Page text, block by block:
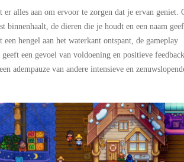
er alles aan om ervoor te zorgen dat je ervan geniet.
binnenhaalt, de dieren die je houdt en een naam
hengel aan het waterkant ontspant, de gameplay
een gevoel van voldoening en positieve
adempauze van andere intensieve en